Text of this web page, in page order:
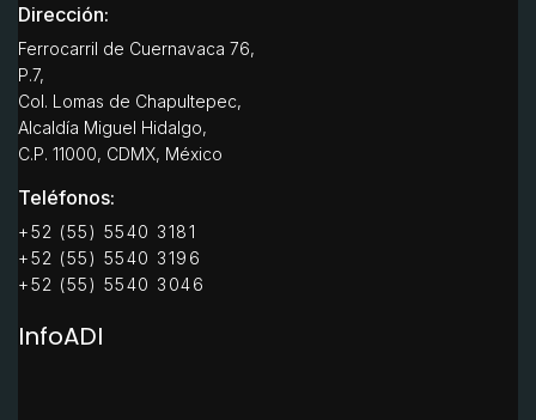
Dirección:
Ferrocarril de Cuernavaca 76,
P.7,
Col. Lomas de Chapultepec,
Alcaldía Miguel Hidalgo,
C.P. 11000, CDMX, México
Teléfonos:
+52 (55) 5540 3181
+52 (55) 5540 3196
+52 (55) 5540 3046
InfoADI